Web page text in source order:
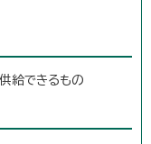
給できるもの